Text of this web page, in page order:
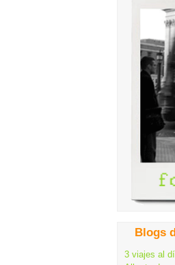
Blogs
3 viajes al